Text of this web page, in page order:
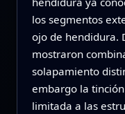
los segmentos
ojo de hendidura.
mostraron
solapamiento
embargo la
limitada a las